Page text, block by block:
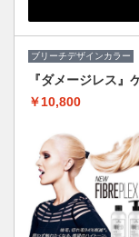
ブリーチデザインカラー
『ダメージレス
￥10,800